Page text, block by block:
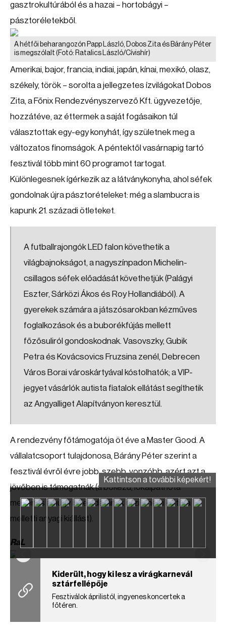
gasztrokultúrából és a hazai – hortobágyi –
pásztoréletekből.
A hétfői beharangozón Papp László, Dobos Zita és Bárány Péter
is megszólalt (Fotó: Ratalics László/Cívishír)
Amerikai, bajor, francia, indiai, japán, kínai, mexikó, olasz,
székely, török – sorolta a jellegzetes ízvilágokat Dobos
Zita, a Főnix Rendezvényszervező Kft. ügyvezetője,
hozzátéve, az éttermek a saját fogásaikon túl
választottak egy-egy konyhát, így születnek meg a
változatos finomságok. A péntektől vasárnapig tartó
fesztivál több mint 60 programot tartogat.
Különlegesnek ígérkezik az a látványkonyha, ahol séfek
gondolnak újra pásztorételeket: még a slambucra is
kapunk 21. századi ötleteket.
A futballrajongók LED falon követhetik a
világbajnokságot, a nagyszínpadon Michelin-
csillagos séfek előadását követhetjük (Palágyi
Eszter, Sárközi Ákos és Roy Hollandiából). A
gyerekek számára a játszósarokban kézműves
foglalkozások és a buborékfújás mellett
főzősuliról gondoskodnak. Vasovszky, Gubik
Petra és Kovácsovics Fruzsina zenél, Debrecen
Város Borai városkártyával kóstolhatók; a VIP-
jegyet vásárlók autista fiatalok ellátást segíthetik
az Angyalliget Alapítványon keresztül.
A rendezvény főtámogatója öt éve a Master Good. A
vállalatcsoport tulajdonosa, Bárány Péter szerint a
fesztivál évről évre jobb, szebb, vonzóbb, azért azt a
jövőben is támogatnák (a bőkezű, lokálpatrióta
mecénás amúgy is feladatának érzi a helyi kultúra
melletti anyagi kiállást).
RaL
Kattintson a további képekért!
Kiderült, hogy ki lesz a virágkarnevál
sztárfellépője
Fesztiválok áprilistól, ingyenes koncertek a
főtéren.